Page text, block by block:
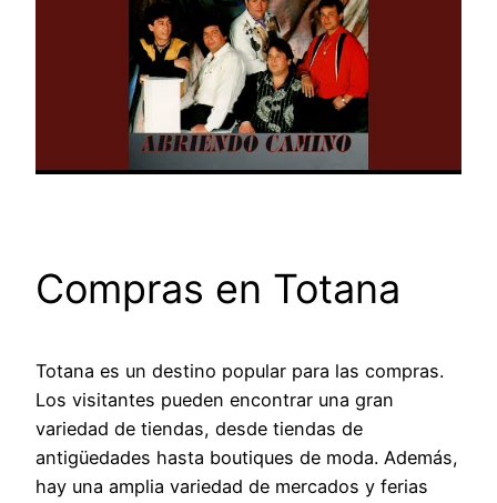
Compras en Totana
Totana es un destino popular para las compras.
Los visitantes pueden encontrar una gran
variedad de tiendas, desde tiendas de
antigüedades hasta boutiques de moda. Además,
hay una amplia variedad de mercados y ferias